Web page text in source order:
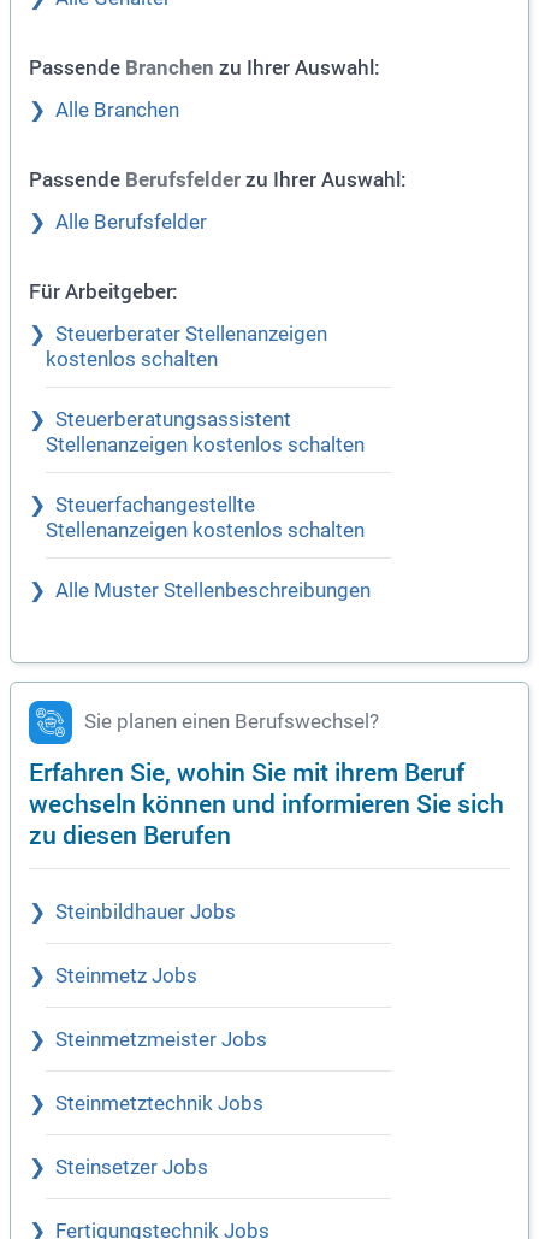
Passende Branchen zu Ihrer Auswahl:
Alle Branchen
Passende Berufsfelder zu Ihrer Auswahl:
Alle Berufsfelder
Für Arbeitgeber:
Steuerberater Stellenanzeigen
kostenlos schalten
Steuerberatungsassistent
Stellenanzeigen kostenlos schalten
Steuerfachangestellte
Stellenanzeigen kostenlos schalten
Alle Muster Stellenbeschreibungen
Sie planen einen Berufswechsel?
Erfahren Sie, wohin Sie mit ihrem Beruf
wechseln können und informieren Sie sich
zu diesen Berufen
Steinbildhauer Jobs
Steinmetz Jobs
Steinmetzmeister Jobs
Steinmetztechnik Jobs
Steinsetzer Jobs
Fertigungstechnik Jobs